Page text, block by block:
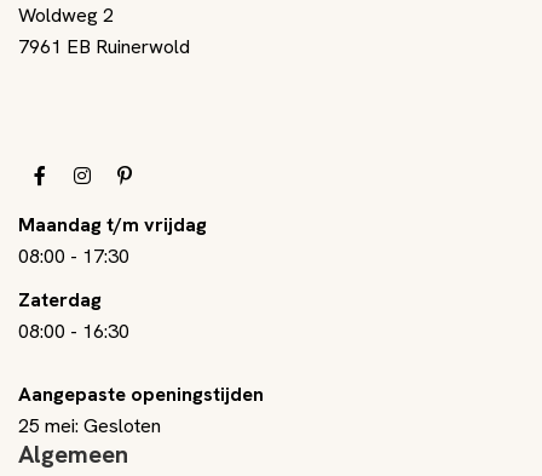
Woldweg 2
7961 EB Ruinerwold
Maandag t/m vrijdag
08:00 - 17:30
Zaterdag
08:00 - 16:30
Aangepaste openingstijden
25 mei: Gesloten
Algemeen